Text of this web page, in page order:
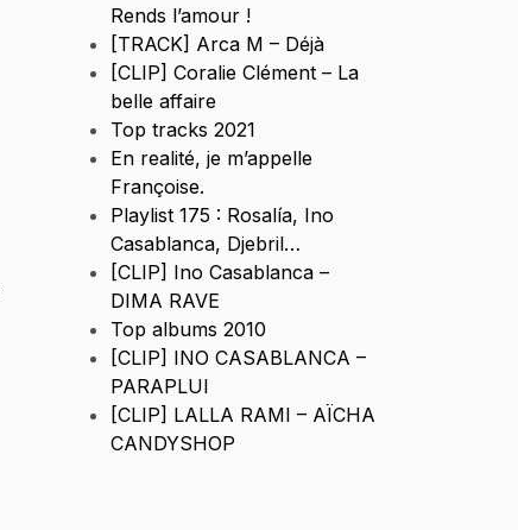
Rends l’amour !
[TRACK] Arca M – Déjà
[CLIP] Coralie Clément – La
belle affaire
Top tracks 2021
En realité, je m’appelle
Françoise.
Playlist 175 : Rosalía, Ino
Casablanca, Djebril…
[CLIP] Ino Casablanca –
DIMA RAVE
Top albums 2010
[CLIP] INO CASABLANCA –
PARAPLUI
[CLIP] LALLA RAMI – AÏCHA
CANDYSHOP